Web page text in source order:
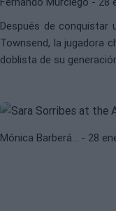
Después de conquistar
Townsend, la jugadora
doblista de su
WTAOPEN DE AUSTRALIA
Mónica Barberá… - 28